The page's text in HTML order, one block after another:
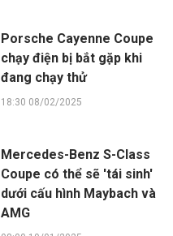
Porsche Cayenne Coupe
chạy điện bị bắt gặp khi
đang chạy thử
18:30 08/02/2025
Mercedes-Benz S-Class
Coupe có thể sẽ 'tái sinh'
dưới cấu hình Maybach và
AMG